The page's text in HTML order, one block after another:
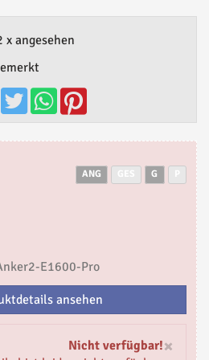
angesehen
ANG G
E1600-Pro
ansehen
×
Nicht verfügbar!